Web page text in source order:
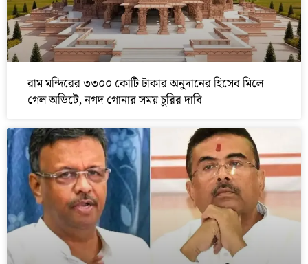
রাম মন্দিরের ৩৩০০ কোটি টাকার অনুদানের হিসেব মিলে
গেল অডিটে, নগদ গোনার সময় চুরির দাবি